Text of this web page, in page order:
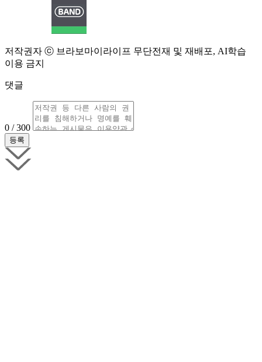
저작권자 ⓒ 브라보마이라이프 무단전재 및 재배포, AI학습
이용 금지
댓글
0 / 300